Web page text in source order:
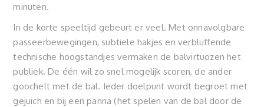
minuten.
In de korte speeltijd gebeurt er veel. Met onnavolgbare
passeerbewegingen, subtiele hakjes en verbluffende
technische hoogstandjes vermaken de balvirtuozen het
publiek. De één wil zo snel mogelijk scoren, de ander
goochelt met de bal. Ieder doelpunt wordt begroet met
gejuich en bij een panna (het spelen van de bal door de